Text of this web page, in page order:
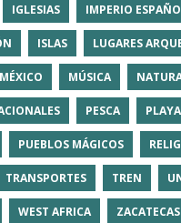
IGLESIAS IMPERIO
ISLAS LUGARES
MÉXICO MÚSICA
PESCA PLAYA
PUEBLOS MÁGICOS
TRANSPORTES TREN
WEST AFRICA ZACATECAS